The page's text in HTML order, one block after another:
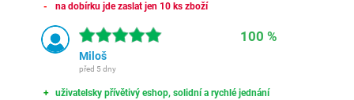
na dobírku jde zaslat jen 10 ks zboží
100 %
Miloš
před 5 dny
uživatelsky přívětivý eshop, solidní a rychlé jednání